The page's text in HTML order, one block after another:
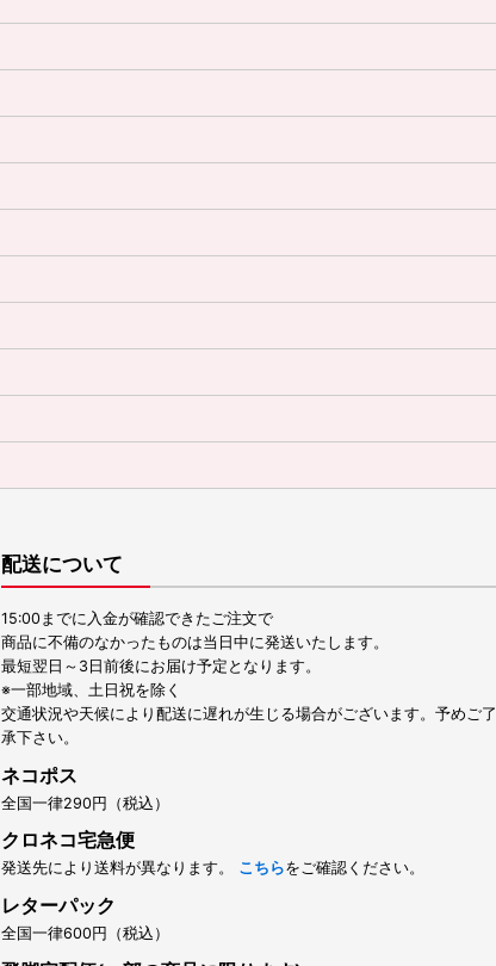
配送について
15:00までに入金が確認できたご注文で
商品に不備のなかったものは当日中に発送いたします。
最短翌日～3日前後にお届け予定となります。
※一部地域、土日祝を除く
交通状況や天候により配送に遅れが生じる場合がございます。予めご了
承下さい。
ネコポス
全国一律290円（税込）
クロネコ宅急便
発送先により送料が異なります。 こちらをご確認ください。
レターパック
全国一律600円（税込）